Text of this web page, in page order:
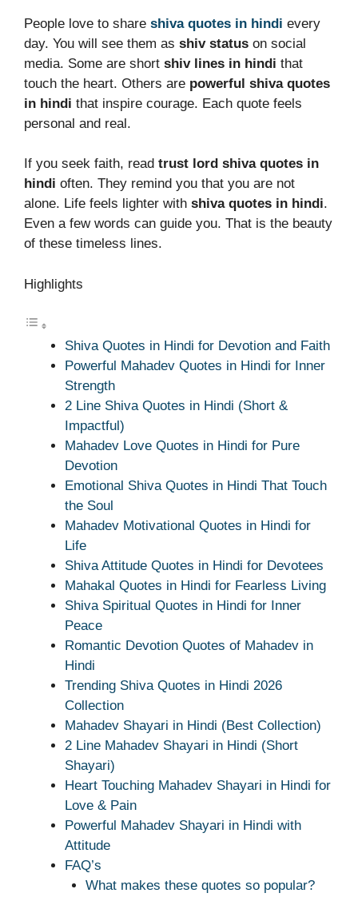
People love to share shiva quotes in hindi every
day. You will see them as shiv status on social
media. Some are short shiv lines in hindi that
touch the heart. Others are powerful shiva quotes
in hindi that inspire courage. Each quote feels
personal and real.
If you seek faith, read trust lord shiva quotes in
hindi often. They remind you that you are not
alone. Life feels lighter with shiva quotes in hindi.
Even a few words can guide you. That is the beauty
of these timeless lines.
Highlights
Shiva Quotes in Hindi for Devotion and Faith
Powerful Mahadev Quotes in Hindi for Inner
Strength
2 Line Shiva Quotes in Hindi (Short &
Impactful)
Mahadev Love Quotes in Hindi for Pure
Devotion
Emotional Shiva Quotes in Hindi That Touch
the Soul
Mahadev Motivational Quotes in Hindi for
Life
Shiva Attitude Quotes in Hindi for Devotees
Mahakal Quotes in Hindi for Fearless Living
Shiva Spiritual Quotes in Hindi for Inner
Peace
Romantic Devotion Quotes of Mahadev in
Hindi
Trending Shiva Quotes in Hindi 2026
Collection
Mahadev Shayari in Hindi (Best Collection)
2 Line Mahadev Shayari in Hindi (Short
Shayari)
Heart Touching Mahadev Shayari in Hindi for
Love & Pain
Powerful Mahadev Shayari in Hindi with
Attitude
FAQ’s
What makes these quotes so popular?